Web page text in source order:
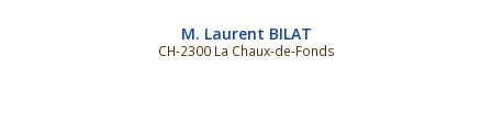
M. Laurent BILAT
CH-2300 La Chaux-de-Fonds